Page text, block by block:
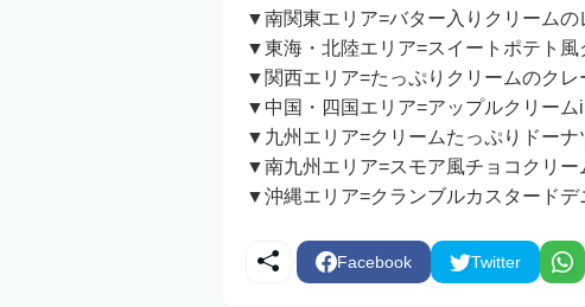
▼南関東エリア=バター入りクリームの
▼東海・北陸エリア=スイートポテト風
▼関西エリア=たっぷりクリームのク
▼中国・四国エリア=アップルクリー
▼九州エリア=クリームたっぷりドーナ
▼南九州エリア=スモア風チョコクリー
▼沖縄エリア=クランブルカスタードデ
Facebook Twitter